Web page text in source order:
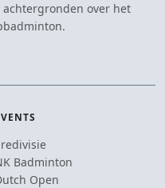
over het
Badminton
Open